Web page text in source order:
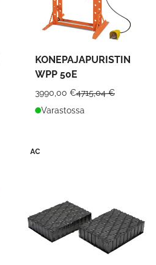
KONEPAJAPURISTIN
WPP 50E
3990,00 €4715,04 €
Varastossa
AC